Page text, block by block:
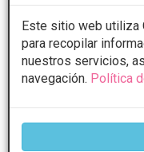
Este sitio web utiliza
para recopilar
nuestros servicios,
navegación. Política